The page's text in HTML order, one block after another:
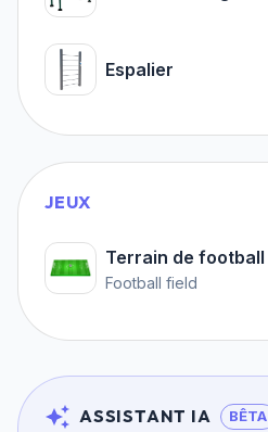
Espalier
JEUX
Terrain de football
Football field
ASSISTANT IA BÊTA